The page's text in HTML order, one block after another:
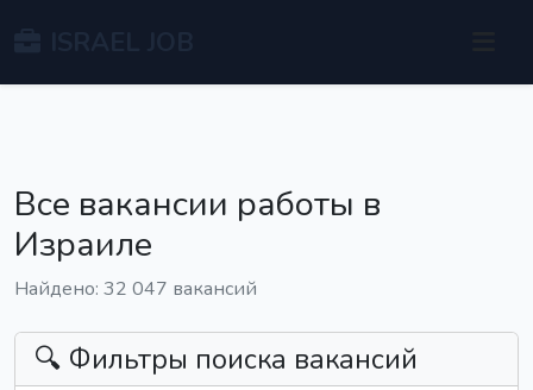
Все вакансии работы в
Израиле
Найдено: 32 047 вакансий
🔍 Фильтры поиска вакансий